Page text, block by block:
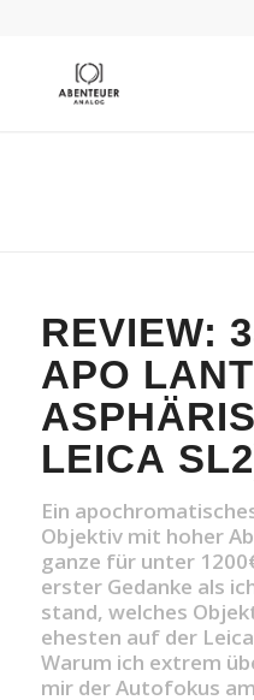
REVIEW:
APO
LEICA
Ein
Objektiv mit hoher
ganze für unter
erster Gedanke als
stand, welches
ehesten auf der
Warum ich extrem
mir der Autofokus